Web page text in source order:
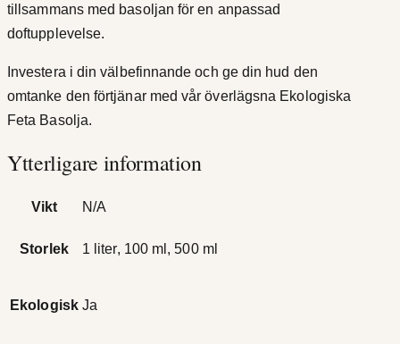
tillsammans med basoljan för en anpassad
doftupplevelse.
Investera i din välbefinnande och ge din hud den
omtanke den förtjänar med vår överlägsna Ekologiska
Feta Basolja.
Ytterligare information
Vikt N/A
Storlek 1 liter, 100 ml, 500 ml
Ekologisk Ja